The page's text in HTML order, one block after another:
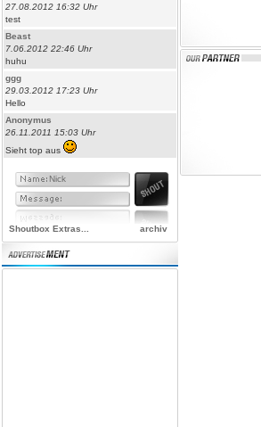
27.08.2012 16:32 Uhr
test
Beast
7.06.2012 22:46 Uhr
huhu
ggg
29.03.2012 17:23 Uhr
Hello
Anonymus
26.11.2011 15:03 Uhr
Sieht top aus
Shoutbox Extras... archiv